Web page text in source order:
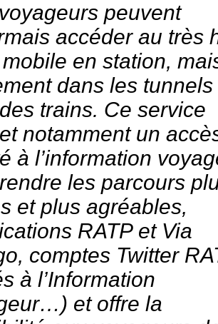
peuvent
accéder au très
en station,
dans les tunnels
trains. Ce service
notamment un
à l’information
les parcours
et plus agréables,
RATP et Via
comptes Twitter
à l’Information
et offre la